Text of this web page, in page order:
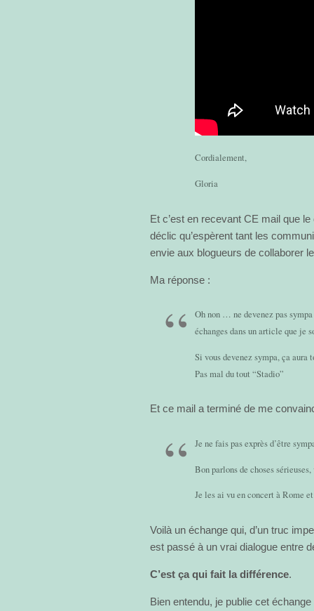
Cordialement,
Gloria
Et c’est en recevant CE mail que
déclic qu’espèrent tant les
envie aux blogueurs de collaborer
Ma réponse :
Oh non … ne devenez pas
échanges dans un article que je
Si vous devenez sympa, ça
Pas mal du tout “Stadio”
Et ce mail a terminé de me
Je ne fais pas exprès d’être
Bon parlons de choses
Je les ai vu en concert à Rome
Voilà un échange qui, d’un truc
est passé à un vrai dialogue entre
C’est ça qui fait la différence.
Bien entendu, je publie cet